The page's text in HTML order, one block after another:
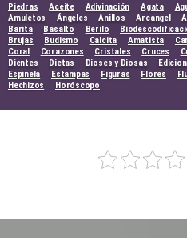
Piedras Aceite Adivinación Agata
Amuletos
Ángeles Anillos Arcangel
Barita
Basalto Berilo
Brujas
Budismo Calcita Amatista
Coral
Corazones Cristales Cruces
Dientes
Dietas Dioses y Diosas
Espinela
Estampas Figuras Flores
Hechizos
Horóscopo